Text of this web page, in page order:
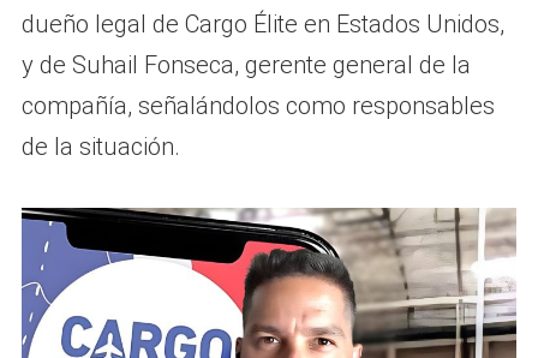
dueño legal de Cargo Élite en Estados Unidos,
y de Suhail Fonseca, gerente general de la
compañía, señalándolos como responsables
de la situación.